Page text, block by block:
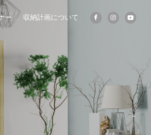
ー 収納計画について